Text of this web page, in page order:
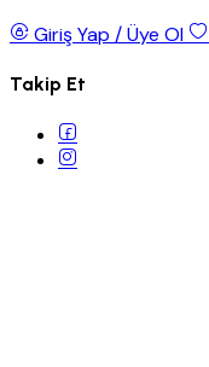
Giriş Yap / Üye Ol
Takip Et